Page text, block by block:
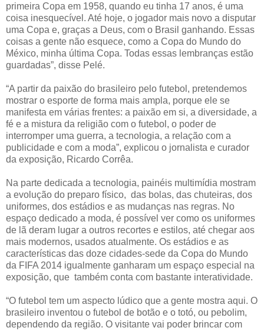
primeira Copa em 1958, quando eu tinha 17 anos, é uma
coisa inesquecível. Até hoje, o jogador mais novo a disputar
uma Copa e, graças a Deus, com o Brasil ganhando. Essas
coisas a gente não esquece, como a Copa do Mundo do
México, minha última Copa. Todas essas lembranças estão
guardadas”, disse Pelé.
“A partir da paixão do brasileiro pelo futebol, pretendemos
mostrar o esporte de forma mais ampla, porque ele se
manifesta em várias frentes: a paixão em si, a diversidade, a
fé e a mistura da religião com o futebol, o poder de
interromper uma guerra, a tecnologia, a relação com a
publicidade e com a moda”, explicou o jornalista e curador
da exposição, Ricardo Corrêa.
Na parte dedicada a tecnologia, painéis multimídia mostram
a evolução do preparo físico, das bolas, das chuteiras, dos
uniformes, dos estádios e as mudanças nas regras. No
espaço dedicado a moda, é possível ver como os uniformes
de lã deram lugar a outros recortes e estilos, até chegar aos
mais modernos, usados atualmente. Os estádios e as
características das doze cidades-sede da Copa do Mundo
da FIFA 2014 igualmente ganharam um espaço especial na
exposição, que também conta com bastante interatividade.
“O futebol tem um aspecto lúdico que a gente mostra aqui. O
brasileiro inventou o futebol de botão e o totó, ou pebolim,
dependendo da região. O visitante vai poder brincar com